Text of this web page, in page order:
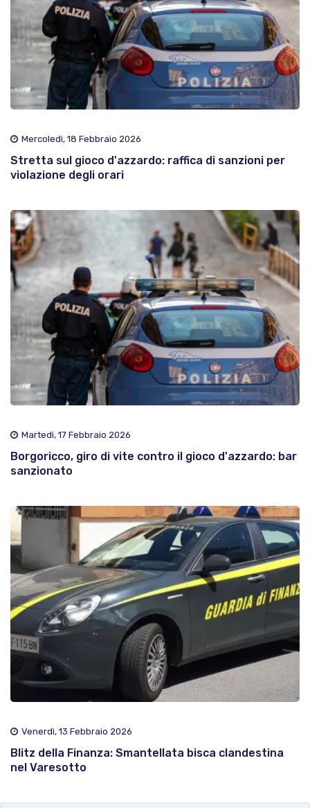
Mercoledì, 18 Febbraio 2026
Stretta sul gioco d'azzardo: raffica di sanzioni per
violazione degli orari
Martedì, 17 Febbraio 2026
Borgoricco, giro di vite contro il gioco d'azzardo: bar
sanzionato
Venerdì, 13 Febbraio 2026
Blitz della Finanza: Smantellata bisca clandestina
nel Varesotto